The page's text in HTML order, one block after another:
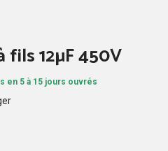
fils 12µF 450V
en 5 à 15 jours ouvrés